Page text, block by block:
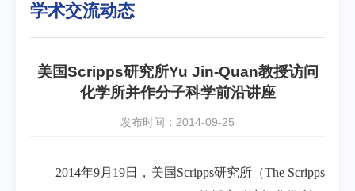
学术交流动态
美国Scripps研究所Yu Jin-Quan教授访问
化学所并作分子科学前沿讲座
发布时间：2014-09-25
2014年9月19日，美国Scripps研究所（The Scripps